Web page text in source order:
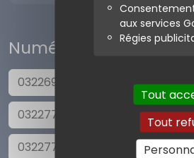
aux services
Régies
Tout
Tout
Numéros similaires
0322692294
0322772037
0322772038